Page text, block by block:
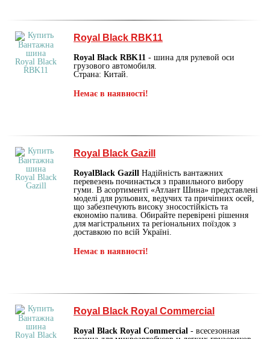
Royal Black RBK11
Royal Black RBK11 - шина для рулевой оси
грузового автомобиля.
Страна: Китай.
Немає в наявності!
Royal Black Gazill
RoyalBlack Gazill Надійність вантажних
перевезень починається з правильного вибору
гуми. В асортименті «Атлант Шина» представлені
моделі для рульових, ведучих та причіпних осей,
що забезпечують високу зносостійкість та
економію палива. Обирайте перевірені рішення
для магістральних та регіональних поїздок з
доставкою по всій Україні.
Немає в наявності!
Royal Black Royal Commercial
Royal Black Royal Commercial - всесезонная